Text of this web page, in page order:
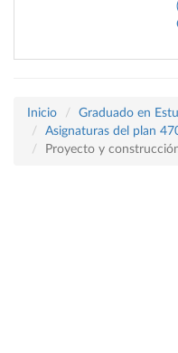
Inicio
Graduado en
Asignaturas del plan
Proyecto y